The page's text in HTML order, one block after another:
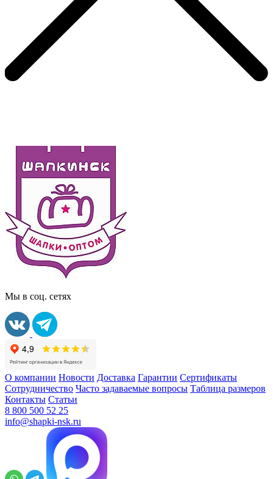
Мы в соц. сетях
О компании Новости Доставка Гарантии Сертификаты
Сотрудничество Часто задаваемые вопросы Таблица размеров
Контакты Статьи
8 800 500 52 25
info@shapki-nsk.ru